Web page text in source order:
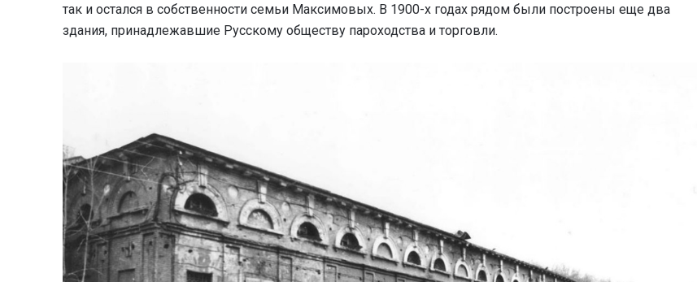
так и остался в собственности семьи Максимовых. В 1900-х годах рядом были построены еще два
здания, принадлежавшие Русскому обществу пароходства и торговли.